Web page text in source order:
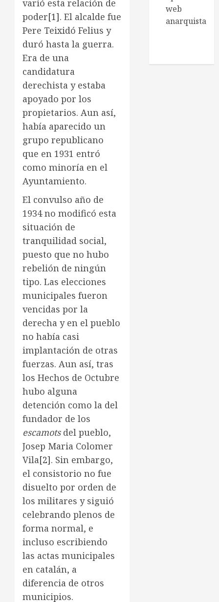
varió esta relación de
poder[1]. El alcalde fue
Pere Teixidó Felius y
duró hasta la guerra.
Era de una
candidatura
derechista y estaba
apoyado por los
propietarios. Aun así,
había aparecido un
grupo republicano
que en 1931 entró
como minoría en el
Ayuntamiento.
El convulso año de
1934 no modificó esta
situación de
tranquilidad social,
puesto que no hubo
rebelión de ningún
tipo. Las elecciones
municipales fueron
vencidas por la
derecha y en el pueblo
no había casi
implantación de otras
fuerzas. Aun así, tras
los Hechos de Octubre
hubo alguna
detención como la del
fundador de los
escamotsdel pueblo,
Josep Maria Colomer
Vila[2]. Sin embargo,
el consistorio no fue
disuelto por orden de
los militares y siguió
celebrando plenos de
forma normal, e
incluso escribiendo
las actas municipales
en catalán, a
diferencia de otros
municipios.
web
anarquista